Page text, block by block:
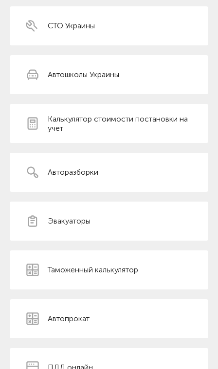
СТО Украины
Автошколы Украины
Калькулятор стоимости постановки на
учет
Авторазборки
Эвакуаторы
Таможенный калькулятор
Автопрокат